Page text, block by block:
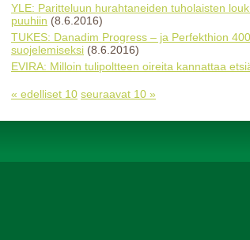
YLE: Paritteluun hurahtaneiden tuholaisten
puuhiin (8.6.2016)
TUKES: Danadim Progress – ja Perfekthion
suojelemiseksi (8.6.2016)
EVIRA: Milloin tulipoltteen oireita kannattaa
« edelliset 10 seuraavat 10 »